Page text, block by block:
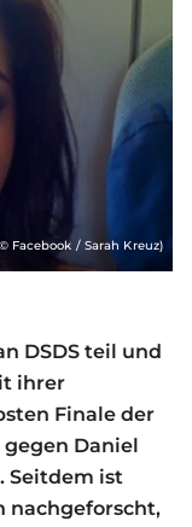
Facebook / Sarah Kreuz)
DSDS teil und
ihrer
Finale der
gegen Daniel
Seitdem ist
nachgeforscht,